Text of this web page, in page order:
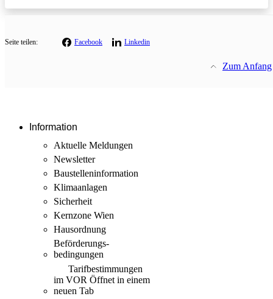
Seite teilen: Facebook Linkedin
Zum Anfang
Information
Aktuelle Meldungen
Newsletter
Baustellen­information
Klimaanlagen
Sicherheit
Kernzone Wien
Hausordnung
Beförderungs­
bedingungen
Tarif­bestimmungen
im VOR Öffnet in einem
neuen Tab